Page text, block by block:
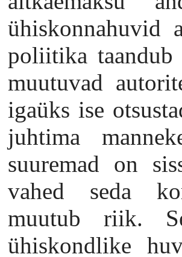
ühiskonnahuvid
poliitika
muutuvad
igaüks ise
juhtima
suuremad on
vahed seda
muutub riik.
ühiskondlike